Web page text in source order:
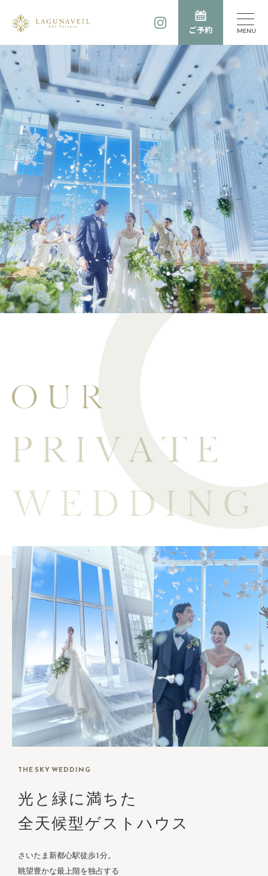
ご予約 MENU
THE SKY WEDDING
光と緑に満ちた
全天候型ゲストハウス
さいたま新都心駅徒歩1分。
眺望豊かな最上階を独占する